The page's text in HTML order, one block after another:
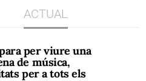
ACTUAL
per viure una
de música,
per a tots els